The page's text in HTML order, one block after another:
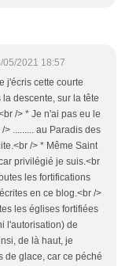
05/2021 18:57
j'écris cette courte
descente, sur la tête
/> * Je n'ai pas eu le
> ......... au Paradis des
/> * Même Saint
privilégié je suis.<br
les fortifications
en ce blog.<br />
les églises fortifiées
l'autorisation) de
de là haut, je
de glace, car ce péché